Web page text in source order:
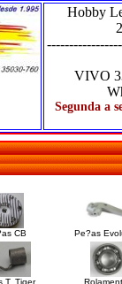
Hobby
VIVO
Segunda a
CB Pe?as
T. Tiger